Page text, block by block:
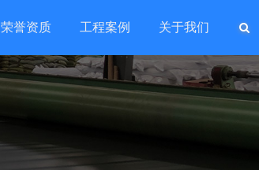
荣誉资质 工程案例 关于我们